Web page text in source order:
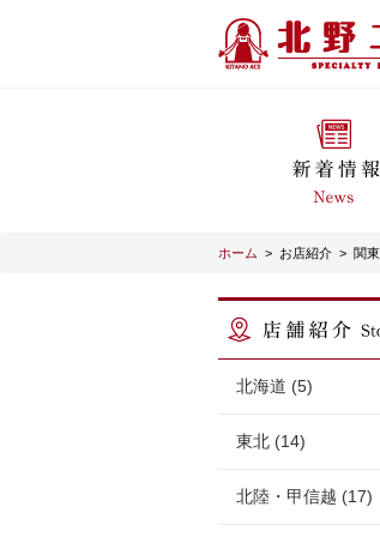
ホーム > お店紹介 > 関東
北海道 (5)
東北 (14)
北陸・甲信越 (17)